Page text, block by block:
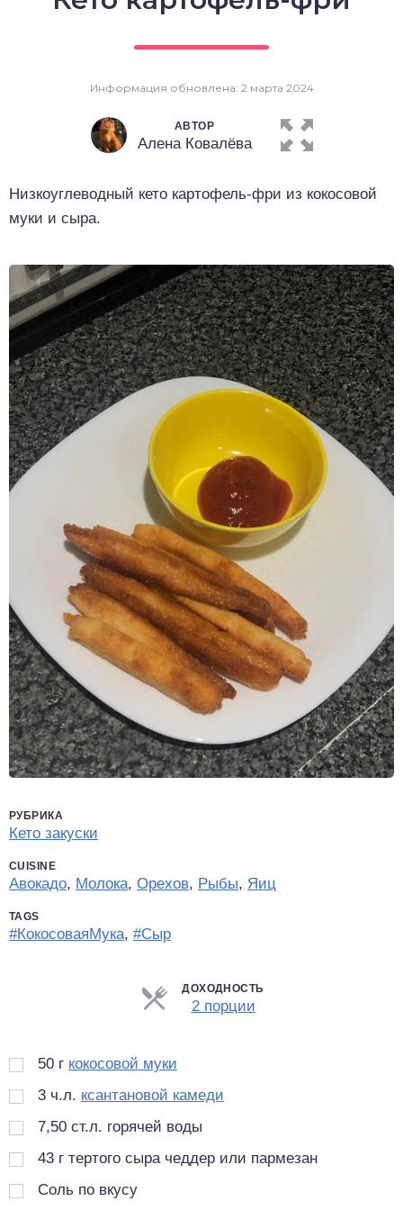
Информация обновлена: 2 марта 2024
АВТОР
Алена Ковалёва
Низкоуглеводный кето картофель-фри из кокосовой
муки и сыра.
РУБРИКА
Кето закуски
CUISINE
Авокадо, Молока, Орехов, Рыбы, Яиц
TAGS
#КокосоваяМука, #Сыр
ДОХОДНОСТЬ
2 порцииПорции
50 г кокосовой муки
3 ч.л. ксантановой камеди
7,50 ст.л. горячей воды
43 г тертого сыра чеддер или пармезан
Соль по вкусу